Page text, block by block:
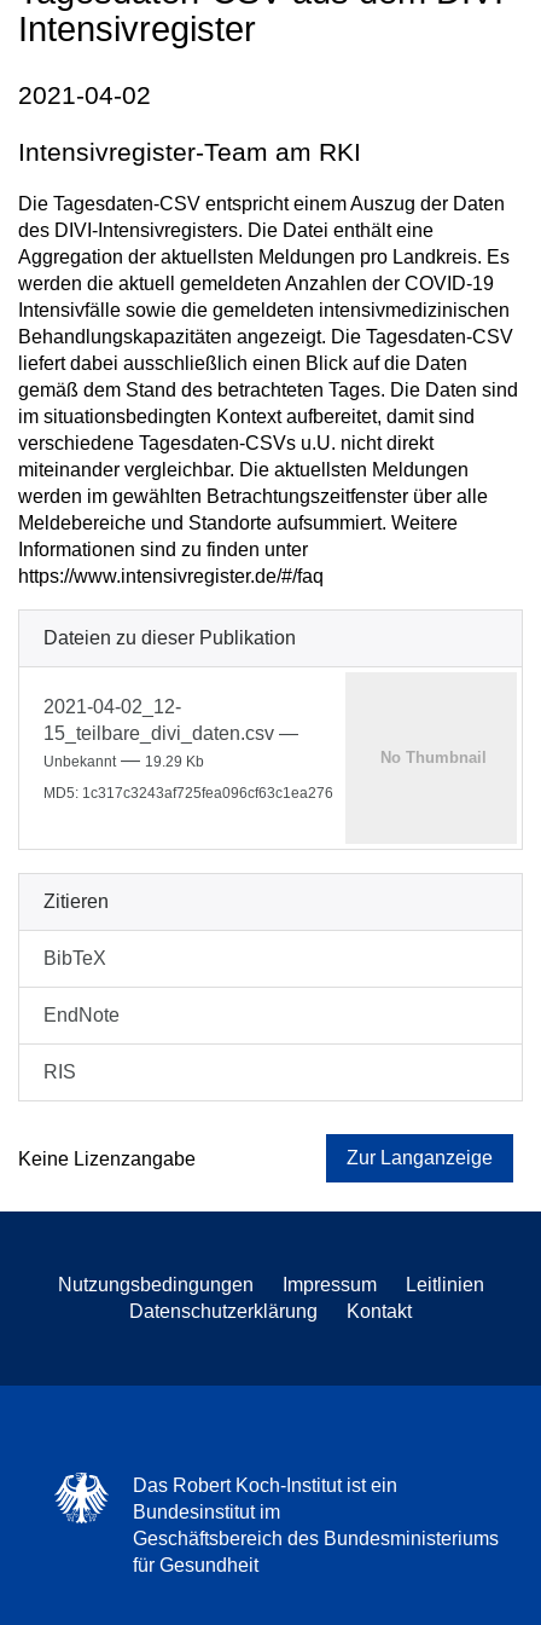
Intensivregister
2021-04-02
Intensivregister-Team am RKI
Die Tagesdaten-CSV entspricht einem Auszug der Daten
des DIVI-Intensivregisters. Die Datei enthält eine
Aggregation der aktuellsten Meldungen pro Landkreis. Es
werden die aktuell gemeldeten Anzahlen der COVID-19
Intensivfälle sowie die gemeldeten intensivmedizinischen
Behandlungskapazitäten angezeigt. Die Tagesdaten-CSV
liefert dabei ausschließlich einen Blick auf die Daten
gemäß dem Stand des betrachteten Tages. Die Daten sind
im situationsbedingten Kontext aufbereitet, damit sind
verschiedene Tagesdaten-CSVs u.U. nicht direkt
miteinander vergleichbar. Die aktuellsten Meldungen
werden im gewählten Betrachtungszeitfenster über alle
Meldebereiche und Standorte aufsummiert. Weitere
Informationen sind zu finden unter
https://www.intensivregister.de/#/faq
Dateien zu dieser Publikation
2021-04-02_12-
15_teilbare_divi_daten.csv —
Unbekannt — 19.29 Kb
MD5: 1c317c3243af725fea096cf63c1ea276
Zitieren
BibTeX
EndNote
RIS
Keine Lizenzangabe Zur Langanzeige
Nutzungsbedingungen Impressum
Leitlinien
Datenschutzerklärung
Kontakt
Das Robert Koch-Institut ist ein
Bundesinstitut im
Geschäftsbereich des Bundesministeriums
für Gesundheit